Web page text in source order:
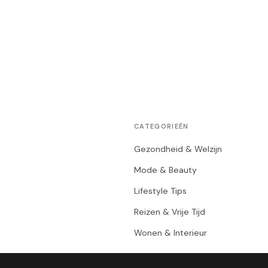
CATEGORIEËN
Gezondheid & Welzijn
Mode & Beauty
Lifestyle Tips
Reizen & Vrije Tijd
Wonen & Interieur